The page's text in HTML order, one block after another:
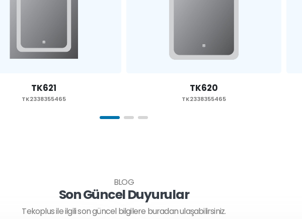
TK621
TK2338355465
TK620
TK2338355465
BLOG
Son Güncel Duyurular
Tekoplus ile ilgili son güncel bilgilere buradan ulaşabilirsiniz.